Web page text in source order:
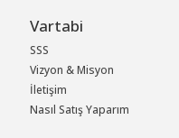
Vartabi
SSS
Vizyon & Misyon
İletişim
Nasıl Satış Yaparım